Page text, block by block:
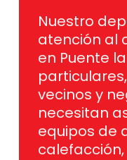
Nuestro
atención al
en Puente
vecinos y
necesitan
equipos de
calefacción,